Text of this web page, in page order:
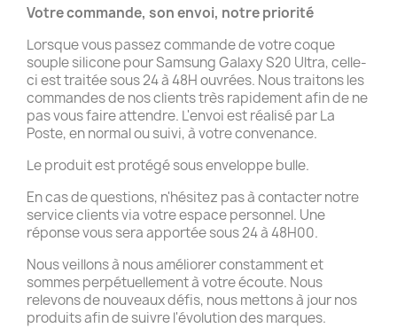
Votre commande, son envoi, notre priorité
Lorsque vous passez commande de votre coque
souple silicone pour Samsung Galaxy S20 Ultra, celle-
ci est traitée sous 24 à 48H ouvrées. Nous traitons les
commandes de nos clients très rapidement afin de ne
pas vous faire attendre. L'envoi est réalisé par La
Poste, en normal ou suivi, à votre convenance.
Le produit est protégé sous enveloppe bulle.
En cas de questions, n'hésitez pas à contacter notre
service clients via votre espace personnel. Une
réponse vous sera apportée sous 24 à 48H00.
Nous veillons à nous améliorer constamment et
sommes perpétuellement à votre écoute. Nous
relevons de nouveaux défis, nous mettons à jour nos
produits afin de suivre l'évolution des marques.